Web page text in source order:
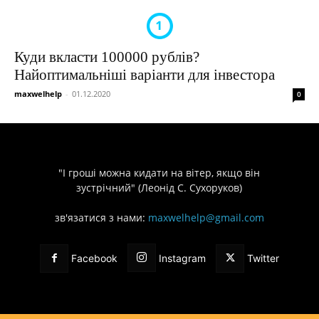
Куди вкласти 100000 рублів?
Найоптимальніші варіанти для інвестора
maxwelhelp - 01.12.2020 0
"І гроші можна кидати на вітер, якщо він
зустрічний" (Леонід С. Сухоруков)
зв'язатися з нами: maxwelhelp@gmail.com
Facebook Instagram Twitter